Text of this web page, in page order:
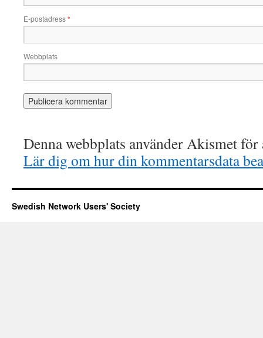
E-postadress*
Webbplats
Denna webbplats använder Akismet
Lär dig om hur din kommentarsdata
Swedish Network Users' Society